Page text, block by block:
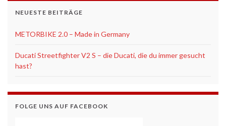
NEUESTE BEITRÄGE
METORBIKE 2.0 – Made in Germany
Ducati Streetfighter V2 S – die Ducati, die du immer gesucht
hast?
FOLGE UNS AUF FACEBOOK